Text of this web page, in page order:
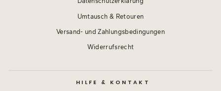
Umtausch & Retouren
Versand- und Zahlungsbedingungen
Widerrufsrecht
HILFE & KONTAKT